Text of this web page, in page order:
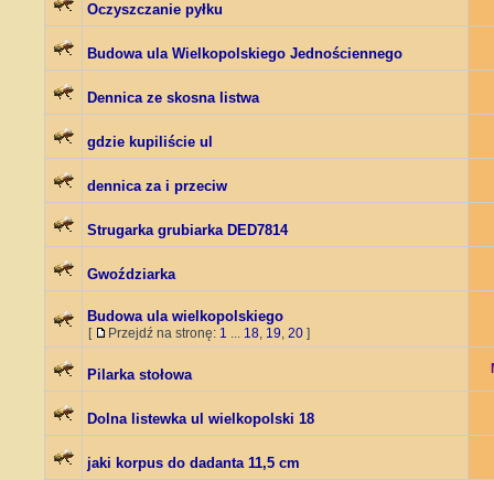
Oczyszczanie pyłku
Budowa ula Wielkopolskiego Jednościennego
Dennica ze skosna listwa
gdzie kupiliście ul
dennica za i przeciw
Strugarka grubiarka DED7814
Gwoździarka
Budowa ula wielkopolskiego
[ Przejdź na stronę: 1 ... 18, 19, 20 ]
Pilarka stołowa
Dolna listewka ul wielkopolski 18
jaki korpus do dadanta 11,5 cm